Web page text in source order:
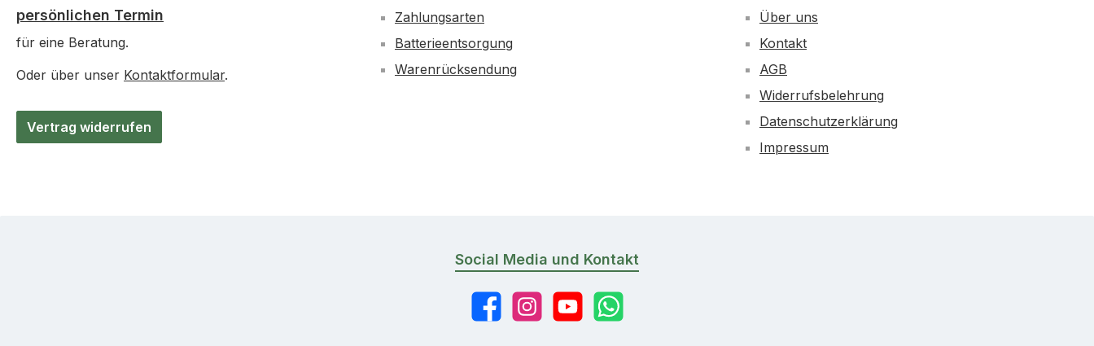
persönlichen Termin
für eine Beratung.
Oder über unser Kontaktformular.
Vertrag widerrufen
Zahlungsarten
Batterieentsorgung
Warenrücksendung
Über uns
Kontakt
AGB
Widerrufsbelehrung
Datenschutzerklärung
Impressum
Social Media und Kontakt
FacebookInstagramYouTubeWhatsApp